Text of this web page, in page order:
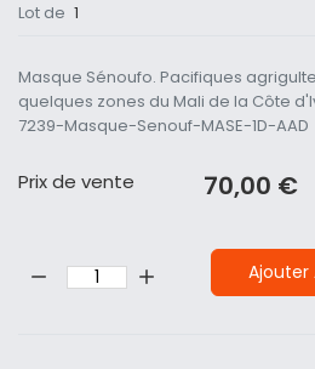
Lot de 1
Masque Sénoufo. Pacifiques
quelques zones du Mali de la Côte
7239-Masque-Senouf-MASE-1D-AAD
Prix ​​de vente 70,00 €
Ajouter